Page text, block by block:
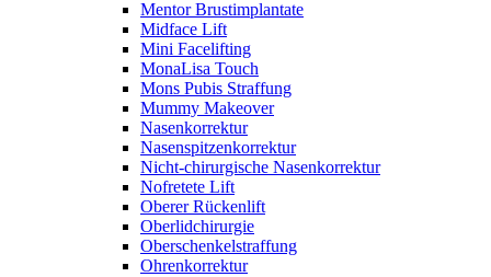
Mentor Brustimplantate
Midface Lift
Mini Facelifting
MonaLisa Touch
Mons Pubis Straffung
Mummy Makeover
Nasenkorrektur
Nasenspitzenkorrektur
Nicht-chirurgische Nasenkorrektur
Nofretete Lift
Oberer Rückenlift
Oberlidchirurgie
Oberschenkelstraffung
Ohrenkorrektur